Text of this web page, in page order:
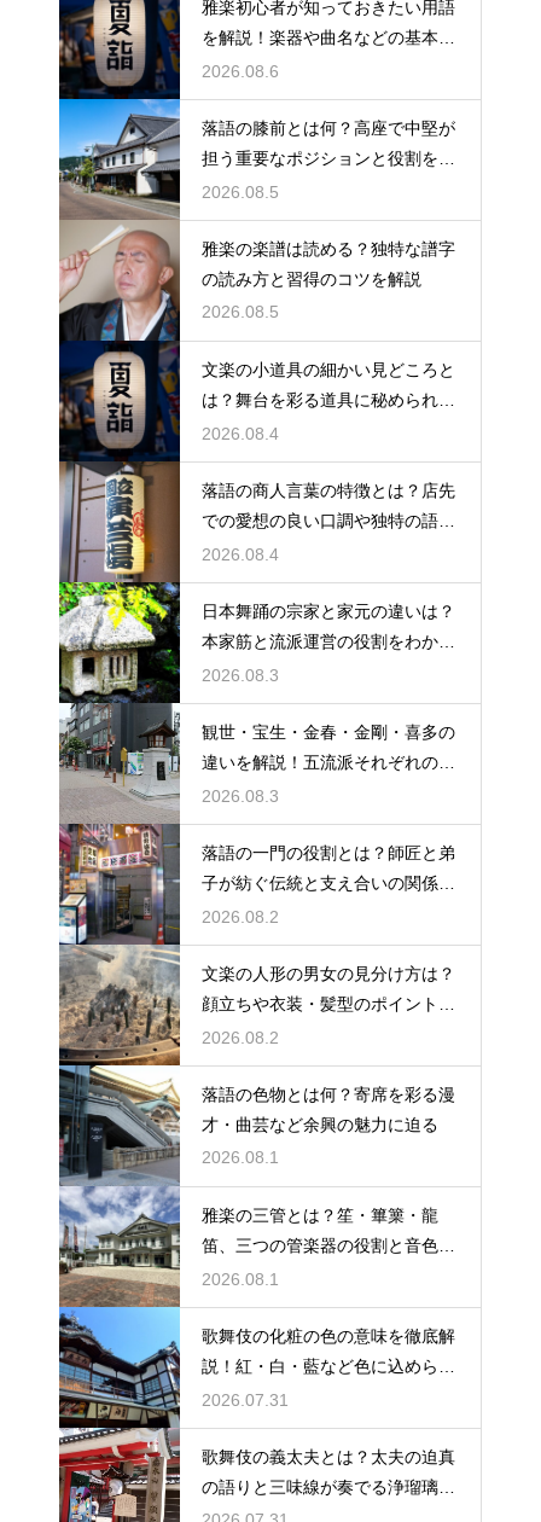
雅楽初心者が知っておきたい用語
を解説！楽器や曲名などの基本を
やさしく紹介、これで専門用語も
怖くない
2026.08.6
落語の膝前とは何？高座で中堅が
担う重要なポジションと役割を解
説
2026.08.5
雅楽の楽譜は読める？独特な譜字
の読み方と習得のコツを解説
2026.08.5
文楽の小道具の細かい見どころと
は？舞台を彩る道具に秘められた
意味や豆知識を徹底解説
2026.08.4
落語の商人言葉の特徴とは？店先
での愛想の良い口調や独特の語尾
など、その言い回しの特徴を解説
2026.08.4
日本舞踊の宗家と家元の違いは？
本家筋と流派運営の役割をわかり
やすく解説
2026.08.3
観世・宝生・金春・金剛・喜多の
違いを解説！五流派それぞれの成
り立ちと芸風の特徴に迫る
2026.08.3
落語の一門の役割とは？師匠と弟
子が紡ぐ伝統と支え合いの関係を
解説
2026.08.2
文楽の人形の男女の見分け方は？
顔立ちや衣装・髪型のポイントか
ら男性役・女性役を解説
2026.08.2
落語の色物とは何？寄席を彩る漫
才・曲芸など余興の魅力に迫る
2026.08.1
雅楽の三管とは？笙・篳篥・龍
笛、三つの管楽器の役割と音色を
紹介
2026.08.1
歌舞伎の化粧の色の意味を徹底解
説！紅・白・藍など色に込められ
た役柄ごとの象徴とは
2026.07.31
歌舞伎の義太夫とは？太夫の迫真
の語りと三味線が奏でる浄瑠璃の
魅力を解説